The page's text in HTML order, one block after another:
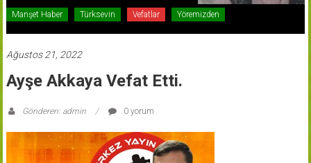
Manşet Haber Türksevin Vefatlar Yöremizden
Ağustos 21, 2022
Ayşe Akkaya Vefat Etti.
Gönderen: admin 0 yorum